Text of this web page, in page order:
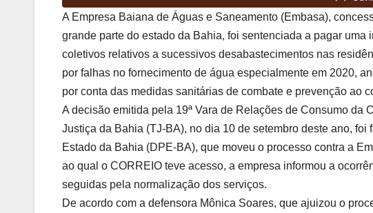
A Empresa Baiana de Águas e Saneamento (Embasa),
grande parte do estado da Bahia, foi sentenciada a pagar
coletivos relativos a sucessivos desabastecimentos nas
por falhas no fornecimento de água especialmente em 2020,
por conta das medidas sanitárias de combate e prevenção ao
A decisão emitida pela 19ª Vara de Relações de Consumo da
Justiça da Bahia (TJ-BA), no dia 10 de setembro deste ano,
Estado da Bahia (DPE-BA), que moveu o processo contra a
ao qual o CORREIO teve acesso, a empresa informou a
seguidas pela normalização dos serviços.
De acordo com a defensora Mônica Soares, que ajuizou o